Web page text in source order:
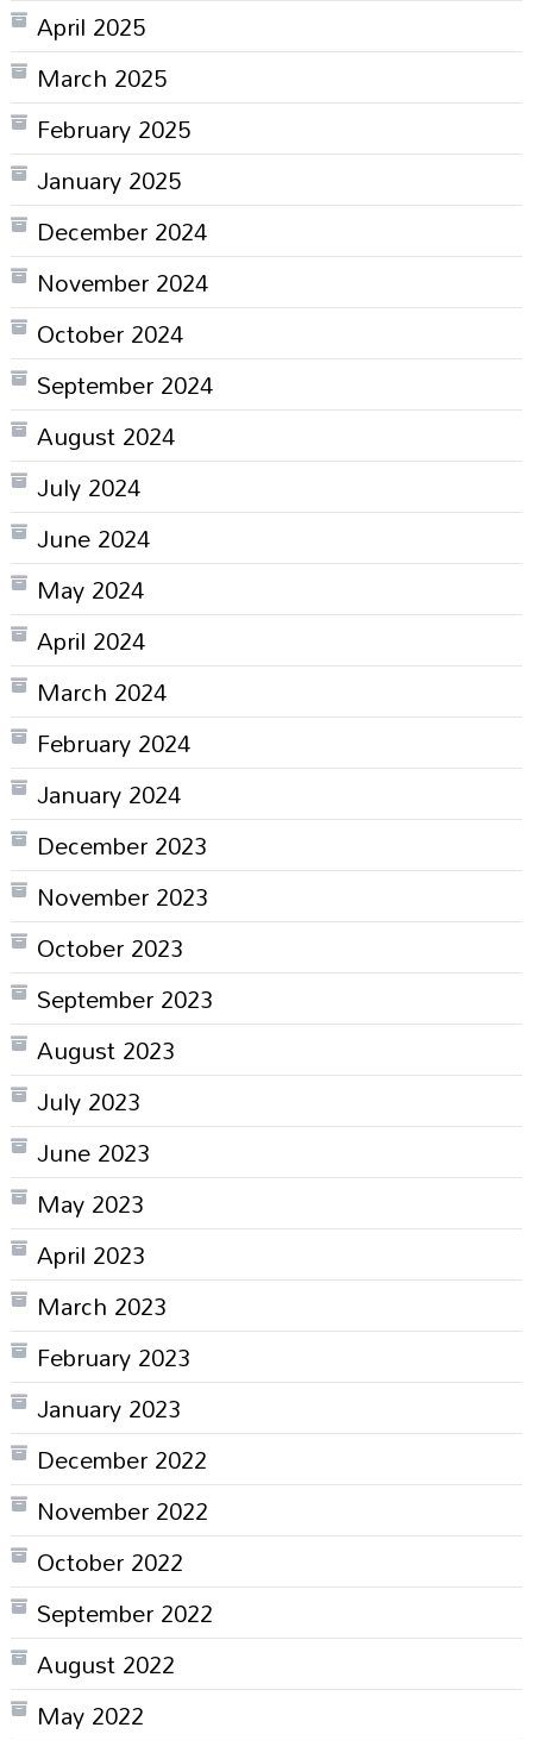
April 2025
March 2025
February 2025
January 2025
December 2024
November 2024
October 2024
September 2024
August 2024
July 2024
June 2024
May 2024
April 2024
March 2024
February 2024
January 2024
December 2023
November 2023
October 2023
September 2023
August 2023
July 2023
June 2023
May 2023
April 2023
March 2023
February 2023
January 2023
December 2022
November 2022
October 2022
September 2022
August 2022
May 2022